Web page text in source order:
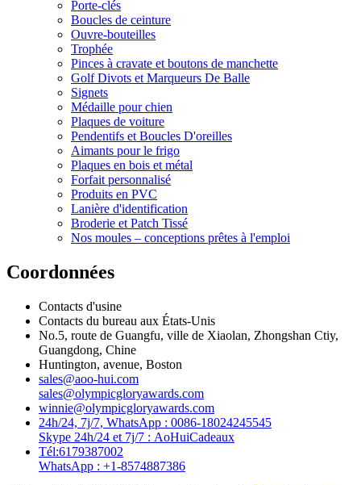
Porte-clés
Boucles de ceinture
Ouvre-bouteilles
Trophée
Pinces à cravate et boutons de manchette
Golf Divots et Marqueurs De Balle
Signets
Médaille pour chien
Plaques de voiture
Pendentifs et Boucles D'oreilles
Aimants pour le frigo
Plaques en bois et métal
Forfait personnalisé
Produits en PVC
Lanière d'identification
Broderie et Patch Tissé
Nos moules – conceptions prêtes à l'emploi
Coordonnées
Contacts d'usine
Contacts du bureau aux États-Unis
No.5, route de Guangfu, ville de Xiaolan, Zhongshan Ctiy,
Guangdong, Chine
Huntington, avenue, Boston
sales@aoo-hui.com
sales@olympicgloryawards.com
winnie@olympicgloryawards.com
24h/24, 7j/7, WhatsApp : 0086-18024245545
Skype 24h/24 et 7j/7 : AoHuiCadeaux
Tél:6179387002
WhatsApp : +1-8574887386